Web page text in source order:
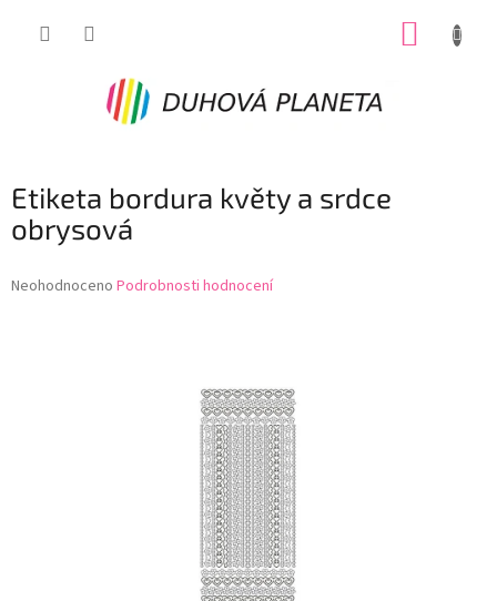
Etiketa bordura květy a srdce
obrysová
Průměrné
Neohodnoceno Podrobnosti hodnocení